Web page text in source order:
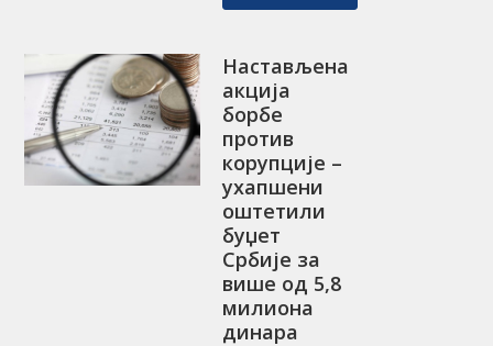
Настављена
акција
борбе
против
корупције –
ухапшени
оштетили
буџет
Србије за
више од 5,8
милиона
динара